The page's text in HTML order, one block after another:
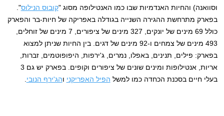
וסוואנה) והחיות האנדמיות שבו כמו האנטילופה מסוג "קובוס הנילוס".
בפארק מתרחשת ההגירה השנייה בגודלה באפריקה של חיות-בר והפארק
כולל 69 מינים של יונקים, 327 מינים של ציפורים, 7 מינים של זוחלים,
493 מינים של צמחים ו-92 מינים של דגים. בין החיות שניתן למצוא
בפארק: פילים, תנינים, באפלו, נמרים, ג'ירפות, היפופוטמים, זברות,
אריות, אנטילופות ומינים שונים של ציפורים וקופים. בפארק יש גם 3
בעלי חיים בסכנת הכחדה כמו למשל הפיל האפריקני והג'ירף הנובי